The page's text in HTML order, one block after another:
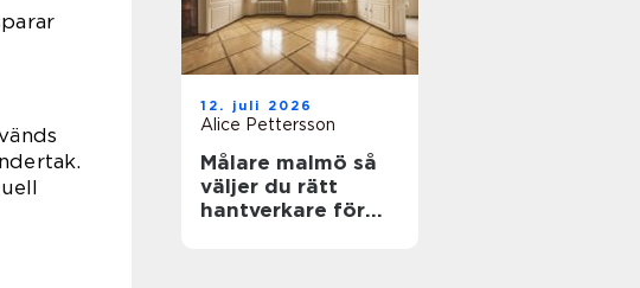
12. juli 2026
Alice Pettersson
Målare malmö så
väljer du rätt
hantverkare för